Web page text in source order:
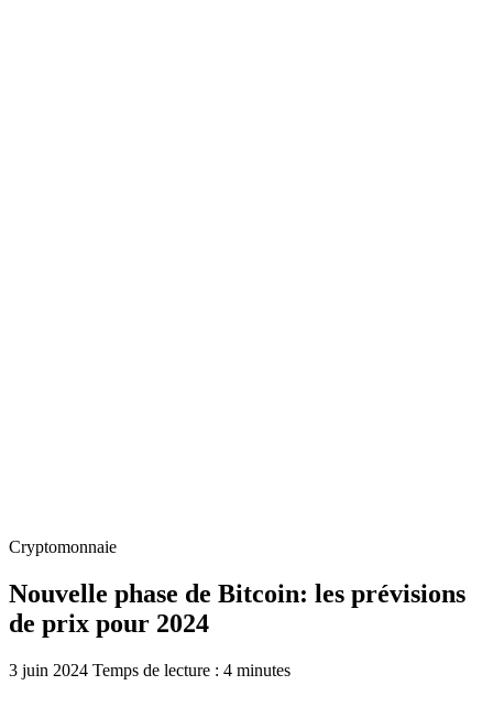
Cryptomonnaie
Nouvelle phase de Bitcoin: les prévisions
de prix pour 2024
3 juin 2024 Temps de lecture : 4 minutes